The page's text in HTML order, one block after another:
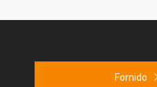
Fornido